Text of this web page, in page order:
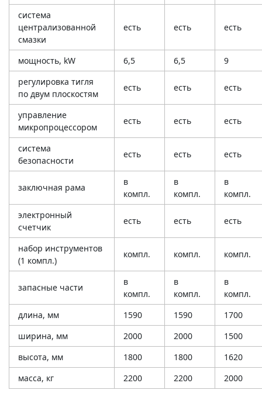
система
централизованной
смазки
есть есть есть
мощность, kW 6,5 6,5
9
регулировка тигля
по двум плоскостям
есть есть есть
управление
микропроцессором
есть есть есть
система
безопасности
есть есть есть
заключная рама
в
компл.
в
компл.
в
компл.
электронный
счетчик
есть есть есть
набор инструментов
(1 компл.)
компл. компл. компл.
запасные части
в
компл.
в
компл.
в
компл.
длина, мм
1590 1590
1700
ширина, мм
2000 2000
1500
высота, мм
1800 1800
1620
масса, кг
2200 2200 2000